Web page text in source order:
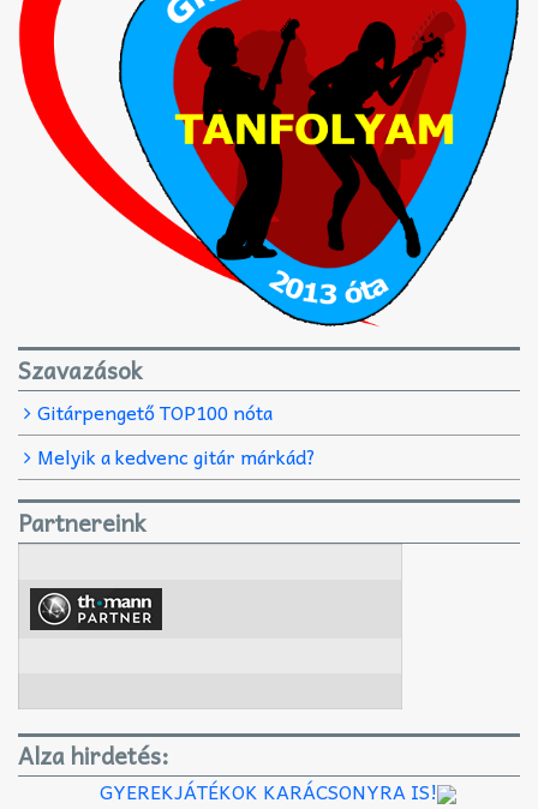
Szavazások
Gitárpengető TOP100 nóta
Melyik a kedvenc gitár márkád?
Partnereink
Alza hirdetés:
GYEREKJÁTÉKOK KARÁCSONYRA IS!